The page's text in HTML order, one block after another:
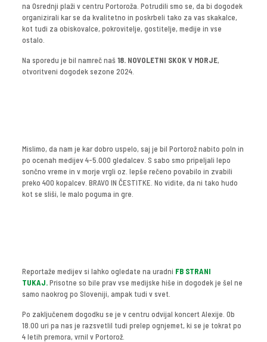
na Osrednji plaži v centru Portoroža. Potrudili smo se, da bi dogodek
organizirali kar se da kvalitetno in poskrbeli tako za vas skakalce,
kot tudi za obiskovalce, pokrovitelje, gostitelje, medije in vse
ostalo.
Na sporedu je bil namreč naš18. NOVOLETNI SKOK V MORJE,
otvoritveni dogodek sezone 2024.
Mislimo, da nam je kar dobro uspelo, saj je bil Portorož nabito poln in
po ocenah medijev 4-5.000 gledalcev. S sabo smo pripeljali lepo
sončno vreme in v morje vrgli oz. lepše rečeno povabilo in zvabili
preko 400 kopalcev. BRAVO IN ČESTITKE. No vidite, da ni tako hudo
kot se sliši, le malo poguma in gre.
Reportaže medijev si lahko ogledate na uradni FB STRANI
TUKAJ.Prisotne so bile prav vse medijske hiše in dogodek je šel ne
samo naokrog po Sloveniji, ampak tudi v svet.
Po zaključenem dogodku se je v centru odvijal koncert Alexije. Ob
18.00 uri pa nas je razsvetlil tudi prelep ognjemet, ki se je tokrat po
4 letih premora, vrnil v Portorož.